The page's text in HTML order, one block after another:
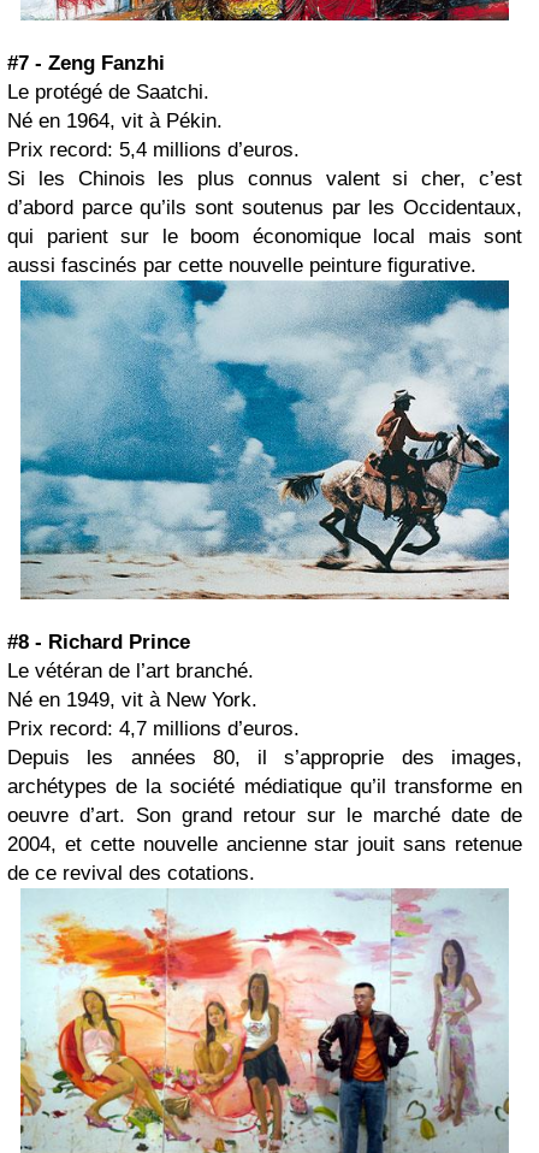
#7 - Zeng Fanzhi
Le protégé de Saatchi.
Né en 1964, vit à Pékin.
Prix record: 5,4 millions d’euros.
Si les Chinois les plus connus valent si cher, c’est
d’abord parce qu’ils sont soutenus par les Occidentaux,
qui parient sur le boom économique local mais sont
aussi fascinés par cette nouvelle peinture figurative.
#8 - Richard Prince
Le vétéran de l’art branché.
Né en 1949, vit à New York.
Prix record: 4,7 millions d’euros.
Depuis les années 80, il s’approprie des images,
archétypes de la société médiatique qu’il transforme en
oeuvre d’art. Son grand retour sur le marché date de
2004, et cette nouvelle ancienne star jouit sans retenue
de ce revival des cotations.